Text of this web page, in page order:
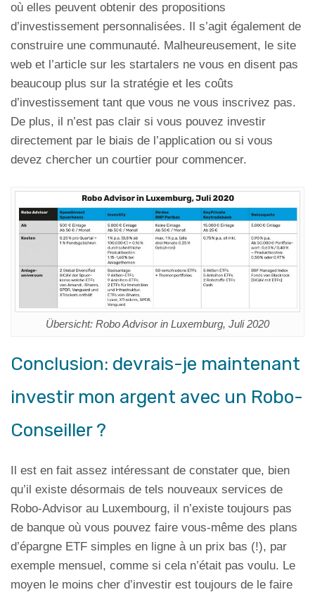
où elles peuvent obtenir des propositions
d’investissement personnalisées. Il s’agit également de
construire une communauté. Malheureusement, le site
web et l’article sur les startalers ne vous en disent pas
beaucoup plus sur la stratégie et les coûts
d’investissement tant que vous ne vous inscrivez pas.
De plus, il n’est pas clair si vous pouvez investir
directement par le biais de l’application ou si vous
devez chercher un courtier pour commencer.
Übersicht: Robo Advisor in Luxemburg, Juli 2020
Conclusion: devrais-je maintenant
investir mon argent avec un Robo-
Conseiller ?
Il est en fait assez intéressant de constater que, bien
qu’il existe désormais de tels nouveaux services de
Robo-Advisor au Luxembourg, il n’existe toujours pas
de banque où vous pouvez faire vous-même des plans
d’épargne ETF simples en ligne à un prix bas (!), par
exemple mensuel, comme si cela n’était pas voulu. Le
moyen le moins cher d’investir est toujours de le faire